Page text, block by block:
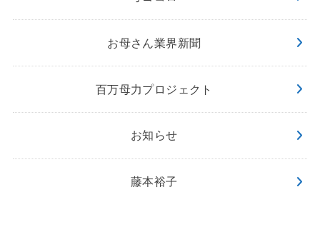
お母さん業界新聞
百万母力プロジェクト
お知らせ
藤本裕子